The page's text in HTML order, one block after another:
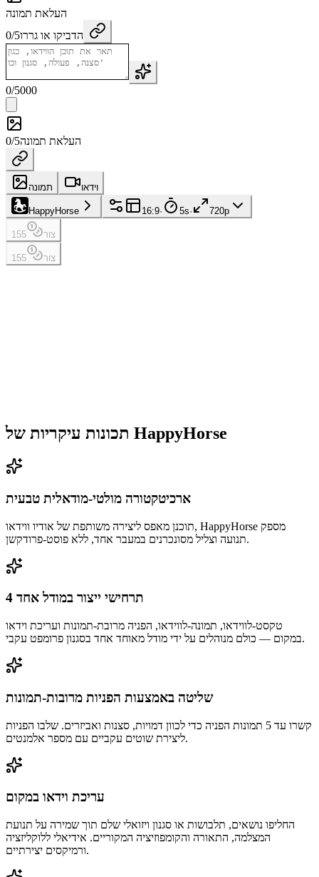
העלאת תמונה
0/5הדביקו או גררו
0/5000
העלאת תמונה 0/5
תמונה וידאו
HappyHorse 16:9· 5s· 720p
צור 155
צור 155
תכונות עיקריות של HappyHorse
ארכיטקטורה מולטי-מודאלית טבעית
תוכנן מאפס ליצירה משותפת של אודיו ווידאו, HappyHorse מספק
תנועה וצליל מסונכרנים במעבר אחד, ללא פוסט-פרודקשן.
4 תרחישי ייצור במודל אחד
טקסט-לווידאו, תמונה-לווידאו, הפניה מרובת-תמונות ועריכת וידאו
במקום — כולם מנוהלים על ידי מודל מאוחד אחד בסגנון פרומפט עקבי.
שליטה באמצעות הפניות מרובות-תמונות
קשרו עד 5 תמונות הפניה כדי לכוון דמויות, סצנות ואביזרים. שלבו הפניות
ליצירת שוטים עקביים עם מספר אלמנטים.
עריכת וידאו במקום
החליפו נושאים, תלבושות או סגנון ויזואלי שלם תוך שמירה על תנועת
המצלמה, התאורה והקומפוזיציה המקוריים. אידיאלי ללוקליזציה
ורמיקסים יצירתיים.